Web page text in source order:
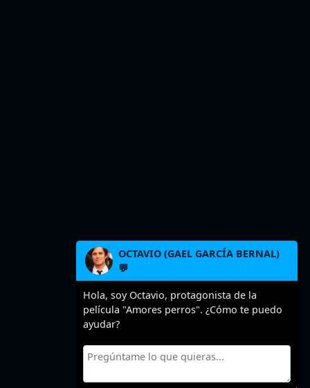
OCTAVIO (GAEL GARCÍA BERNAL)
💬
Hola, soy Octavio, protagonista de la
película "Amores perros". ¿Cómo te puedo
ayudar?